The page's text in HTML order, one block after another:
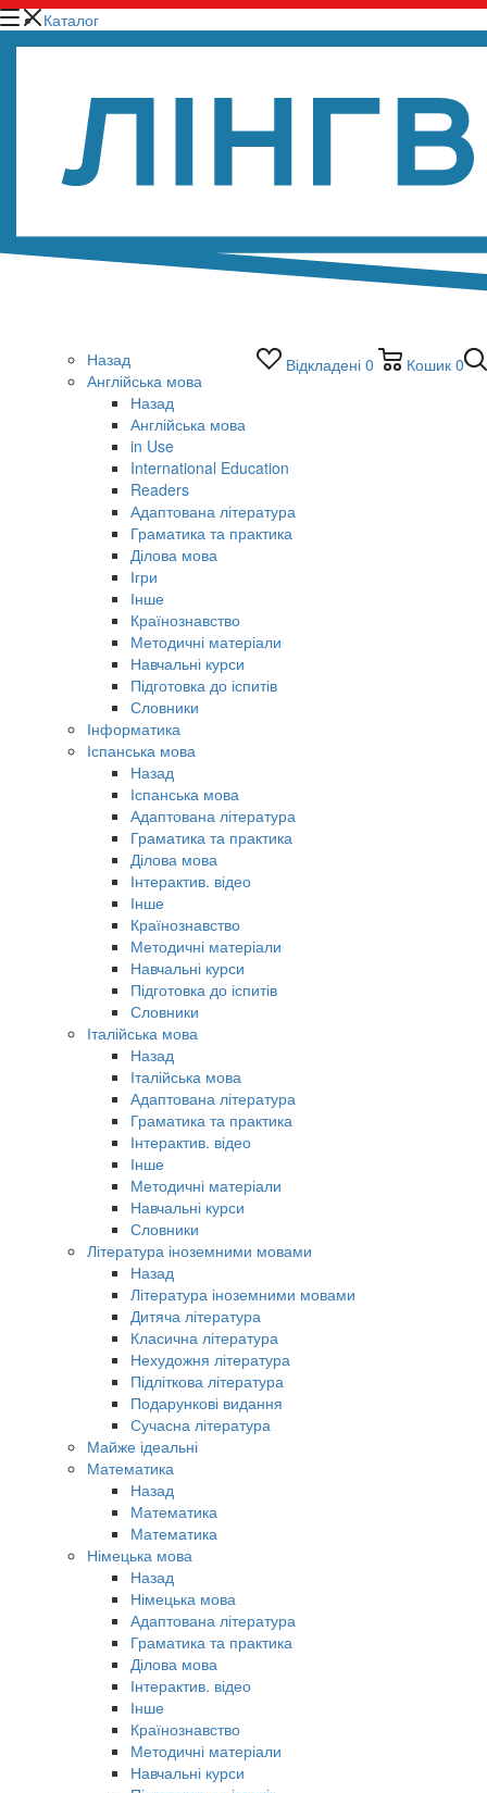
Відкладені 0 Кошик 0
Каталог
Назад
Англійська мова
Назад
Англійська мова
in Use
International Education
Readers
Адаптована література
Граматика та практика
Ділова мова
Ігри
Інше
Країнознавство
Методичні матеріали
Навчальні курси
Підготовка до іспитів
Словники
Інформатика
Іспанська мова
Назад
Іспанська мова
Адаптована література
Граматика та практика
Ділова мова
Інтерактив. відео
Інше
Країнознавство
Методичні матеріали
Навчальні курси
Підготовка до іспитів
Словники
Італійська мова
Назад
Італійська мова
Адаптована література
Граматика та практика
Інтерактив. відео
Інше
Методичні матеріали
Навчальні курси
Словники
Література іноземними мовами
Назад
Література іноземними мовами
Дитяча література
Класична література
Нехудожня література
Підліткова література
Подарункові видання
Сучасна література
Майже ідеальні
Математика
Назад
Математика
Математика
Німецька мова
Назад
Німецька мова
Адаптована література
Граматика та практика
Ділова мова
Інтерактив. відео
Інше
Країнознавство
Методичні матеріали
Навчальні курси